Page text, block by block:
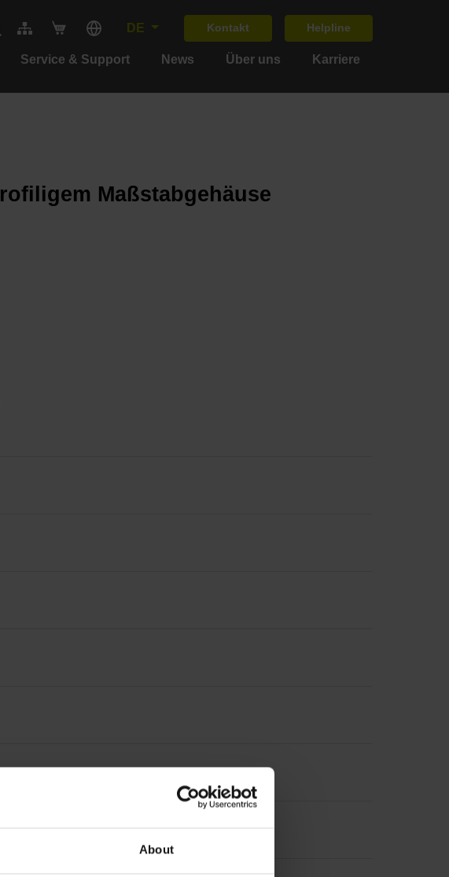
About
DE Kontakt Helpline
Service & Support News Über uns Karriere
Maßstabgehäuse
2.2 ohne Inkrementalsignale